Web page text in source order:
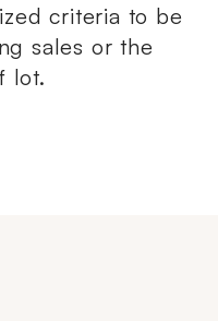
criteria to be
sales or the
lot.